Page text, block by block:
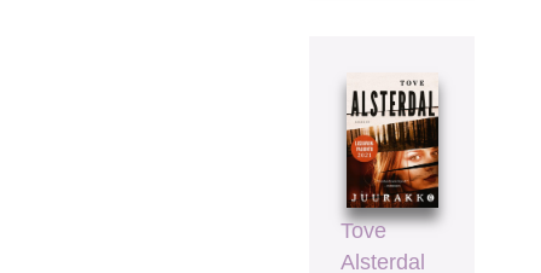
Tove
Alsterdal